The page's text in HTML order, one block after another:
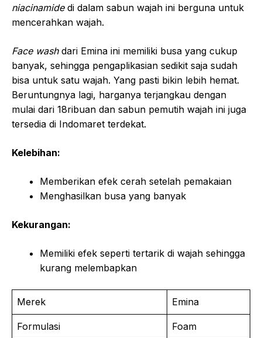
niacinamidedi dalam sabun wajah ini berguna untuk
mencerahkan wajah.
Face washdari Emina ini memiliki busa yang cukup
banyak, sehingga pengaplikasian sedikit saja sudah
bisa untuk satu wajah. Yang pasti bikin lebih hemat.
Beruntungnya lagi, harganya terjangkau dengan
mulai dari 18ribuan dan sabun pemutih wajah ini juga
tersedia di Indomaret terdekat.
Kelebihan:
Memberikan efek cerah setelah pemakaian
Menghasilkan busa yang banyak
Kekurangan:
Memiliki efek seperti tertarik di wajah sehingga
kurang melembapkan
Merek Emina
Formulasi Foam